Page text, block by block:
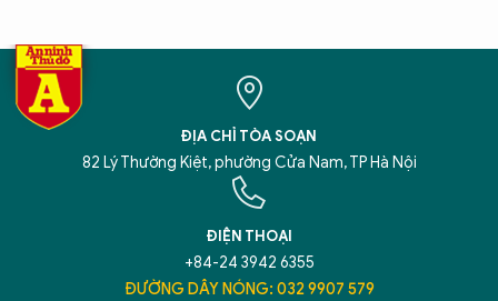
ĐỊA CHỈ TÒA SOẠN
82 Lý Thường Kiệt, phường Cửa Nam, TP Hà Nội
ĐIỆN THOẠI
+84-24 3942 6355
ĐƯỜNG DÂY NÓNG: 032 9907 579